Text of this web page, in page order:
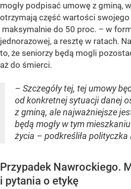
mogły podpisać umowę z gminą,
otrzymają część wartości
maksymalnie do 50 proc. – w
jednorazowej, a resztę w ratach.
to, że seniorzy będą mogli
aż do śmierci.
– Szczegóły tej, tej umowy
od konkretnej sytuacji danej
z gminą, ale najważniejsze
będą mogły w tym
życia – podkreśliła polityczka
Przypadek Nawrockiego.
i pytania o etykę